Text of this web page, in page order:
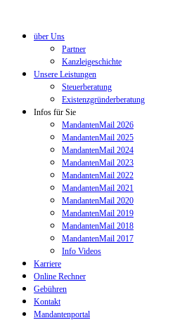
über Uns
Partner
Kanzleigeschichte
Unsere Leistungen
Steuerberatung
Existenzgründerberatung
Infos für Sie
MandantenMail 2026
MandantenMail 2025
MandantenMail 2024
MandantenMail 2023
MandantenMail 2022
MandantenMail 2021
MandantenMail 2020
MandantenMail 2019
MandantenMail 2018
MandantenMail 2017
Info Videos
Karriere
Online Rechner
Gebühren
Kontakt
Mandantenportal